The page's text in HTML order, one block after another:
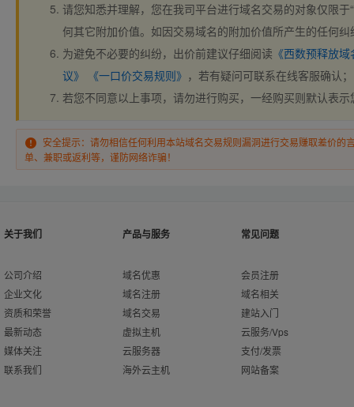
请您知悉并理解，您在我司平台进行域名交易的对象仅限于
何其它附加价值。如因交易域名的附加价值所产生的任何
为避免不必要的纠纷，出价前建议仔细阅读 《西数预释放
议》
《一口价交易规则》 ，若有疑问可联系在线客服确认；
若您不同意以上事项，请勿进行购买，一经购买则默认表
安全提示：请勿相信任何利用本站域名交易规则漏洞进行交易赚取差价的
单、兼职或返利等，谨防网络诈骗！
关于我们
公司介绍
企业文化
资质和荣誉
最新动态
媒体关注
联系我们
产品与服务
域名优惠
域名注册
域名交易
虚拟主机
云服务器
海外云主机
常见问题
会员注册
域名相关
建站入门
云服务/Vps
支付/发票
网站备案